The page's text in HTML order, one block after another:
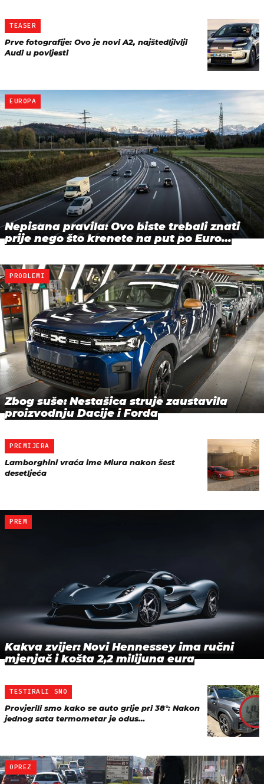
TEASER
Prve fotografije: Ovo je novi A2, najštedljiviji
Audi u povijesti
EUROPA
Nepisana pravila: Ovo biste trebali znati
prije nego što krenete na put po Euro…
PROBLEMI
Zbog suše: Nestašica struje zaustavila
proizvodnju Dacije i Forda
PREMIJERA
Lamborghini vraća ime Miura nakon šest
desetljeća
PREM
Kakva zvijer: Novi Hennessey ima ručni
mjenjač i košta 2,2 milijuna eura
TESTIRALI SMO
Provjerili smo kako se auto grije pri 38°: Nakon
jednog sata termometar je odus…
OPREZ